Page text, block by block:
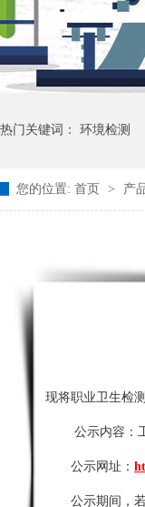
热门关键词： 环境检测
您的位置: 首页 > 产
现将职业卫生检
公示内容：
公示网址：
公示期间，